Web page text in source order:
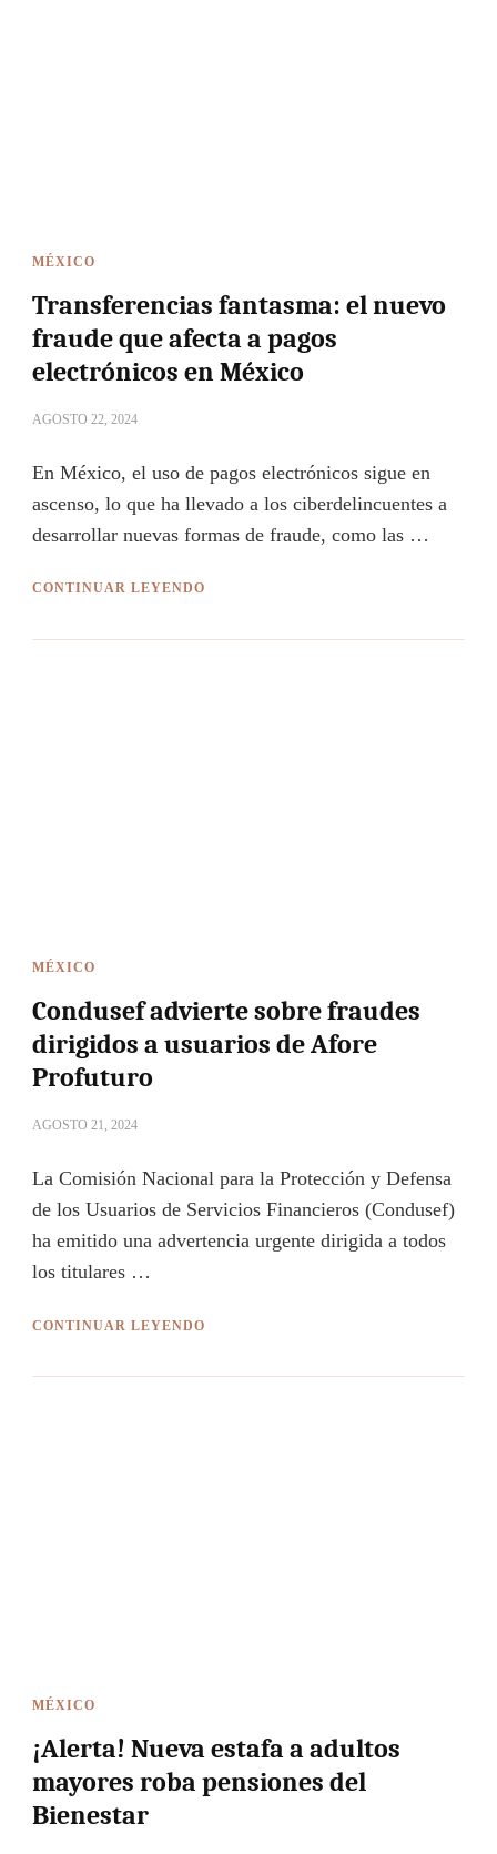
MÉXICO
Transferencias fantasma: el nuevo
fraude que afecta a pagos
electrónicos en México
AGOSTO 22, 2024
En México, el uso de pagos electrónicos sigue en
ascenso, lo que ha llevado a los ciberdelincuentes a
desarrollar nuevas formas de fraude, como las …
CONTINUAR LEYENDO
MÉXICO
Condusef advierte sobre fraudes
dirigidos a usuarios de Afore
Profuturo
AGOSTO 21, 2024
La Comisión Nacional para la Protección y Defensa
de los Usuarios de Servicios Financieros (Condusef)
ha emitido una advertencia urgente dirigida a todos
los titulares …
CONTINUAR LEYENDO
MÉXICO
¡Alerta! Nueva estafa a adultos
mayores roba pensiones del
Bienestar